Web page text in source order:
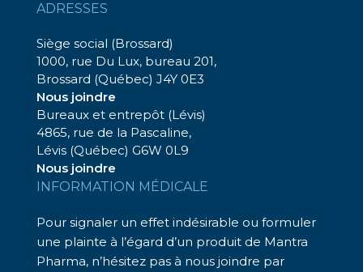
ADRESSES
Siège social (Brossard)
1000, rue Du Lux, bureau 201,
Brossard (Québec) J4Y 0E3
Nous joindre
Bureaux et entrepôt (Lévis)
4865, rue de la Pascaline,
Lévis (Québec) G6W 0L9
Nous joindre
INFORMATION MÉDICALE
Pour signaler un effet indésirable ou formuler
une plainte à l’égard d’un produit de Mantra
Pharma, n’hésitez pas à nous joindre par